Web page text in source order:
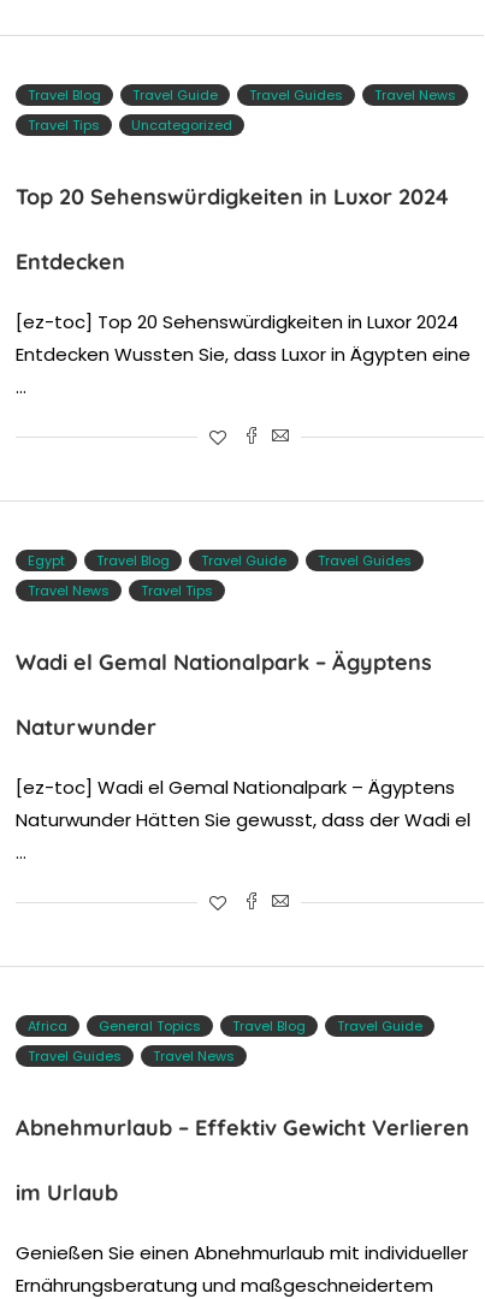
Travel Blog Travel Guide Travel Guides
Travel News
Travel Tips
Uncategorized
Top 20 Sehenswürdigkeiten in Luxor 2024
Entdecken
[ez-toc] Top 20 Sehenswürdigkeiten in Luxor 2024
Entdecken Wussten Sie, dass Luxor in Ägypten eine
…
Egypt Travel Blog Travel Guide
Travel Guides
Travel News
Travel Tips
Wadi el Gemal Nationalpark – Ägyptens
Naturwunder
[ez-toc] Wadi el Gemal Nationalpark – Ägyptens
Naturwunder Hätten Sie gewusst, dass der Wadi el
…
Africa General Topics Travel Blog
Travel Guide
Travel Guides
Travel News
Abnehmurlaub – Effektiv Gewicht Verlieren
im Urlaub
Genießen Sie einen Abnehmurlaub mit individueller
Ernährungsberatung und maßgeschneidertem